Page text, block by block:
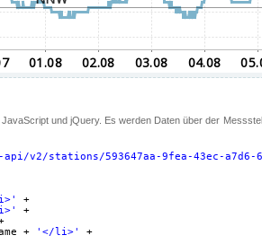
und jQuery. Es werden Daten über der
v2/stations/593647aa-9fea-43ec-a7d6-
+
+
+ '</li>'
+